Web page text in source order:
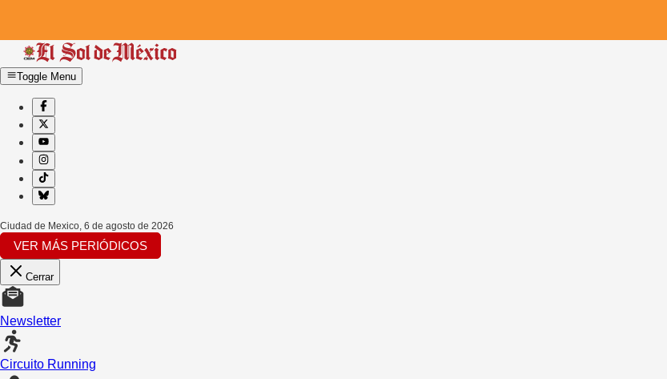
Toggle Menu
Ciudad de Mexico, 6 de agosto de 2026
VER MÁS PERIÓDICOS
Cerrar
Newsletter
Circuito Running